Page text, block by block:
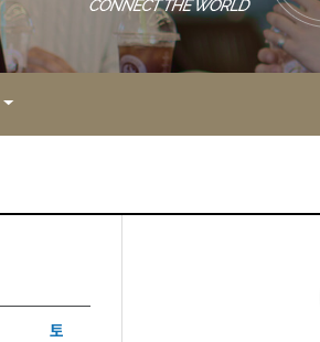
토